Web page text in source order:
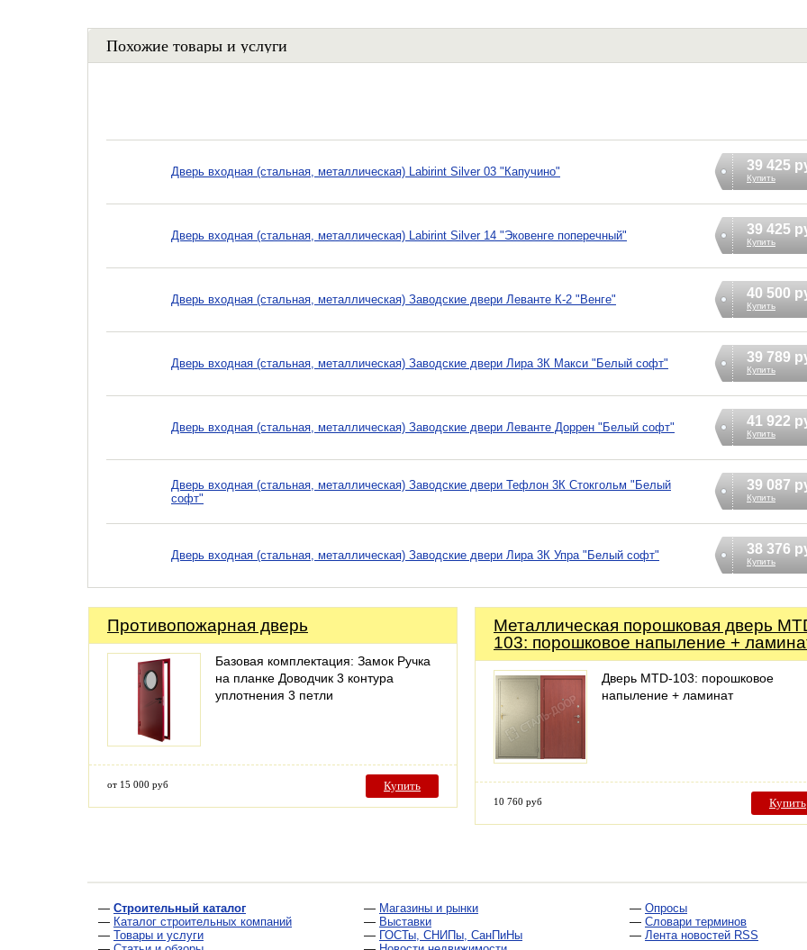
Похожие товары и услуги
Дверь входная (стальная, металлическая) Labirint Silver 03 "Капучино" 39 425
Купить
Дверь входная (стальная, металлическая) Labirint Silver 14 "Эковенге поперечный" 39 425
Купить
Дверь входная (стальная, металлическая) Заводские двери Леванте К-2 "Венге" 40 500
Купить
Дверь входная (стальная, металлическая) Заводские двери Лира 3К Макси "Белый софт" 39 789
Купить
Дверь входная (стальная, металлическая) Заводские двери Леванте Доррен "Белый софт" 41 922
Купить
Дверь входная (стальная, металлическая) Заводские двери Тефлон 3К Стокгольм "Белый
софт"
39 087
Купить
Дверь входная (стальная, металлическая) Заводские двери Лира 3К Упра "Белый софт" 38 376
Купить
Противопожарная дверь
Базовая комплектация: Замок Ручка
на планке Доводчик 3 контура
уплотнения 3 петли
от 15 000 руб Купить
Металлическая порошковая дверь
103: порошковое напыление +
Дверь MTD-103: порошковое
напыление + ламинат
10 760 руб Купить
— Строительный каталог
— Каталог строительных компаний
— Товары и услуги
— Магазины и рынки
— Выставки
— ГОСТы, СНИПы, СанПиНы
— Опросы
— Словари терминов
— Лента новостей RSS